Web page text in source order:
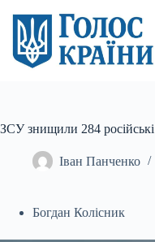
вмісту
ЗСУ знищили 284 російські
Іван Панченко
Богдан Колісник